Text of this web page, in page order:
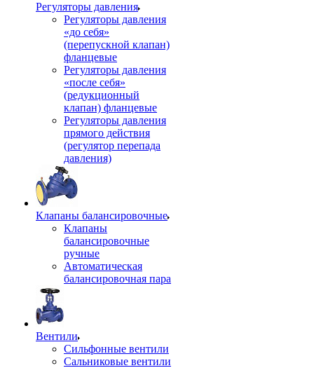
Регуляторы давления
Регуляторы давления
«до себя»
(перепускной клапан)
фланцевые
Регуляторы давления
«после себя»
(редукционный
клапан) фланцевые
Регуляторы давления
прямого действия
(регулятор перепада
давления)
Клапаны балансировочные
Клапаны
балансировочные
ручные
Автоматическая
балансировочная пара
Вентили
Сильфонные вентили
Сальниковые вентили